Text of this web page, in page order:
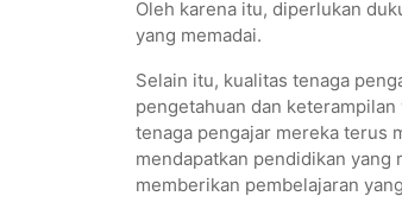
Oleh karena itu, diperlukan
yang memadai.
Selain itu, kualitas tenaga
pengetahuan dan
tenaga pengajar mereka terus
mendapatkan pendidikan yang
memberikan pembelajaran